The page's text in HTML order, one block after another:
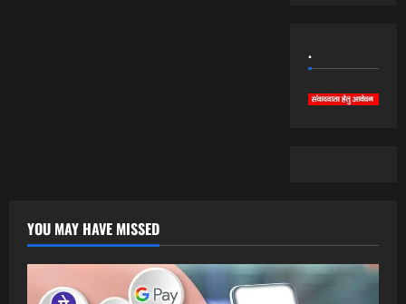
.
YOU MAY HAVE MISSED